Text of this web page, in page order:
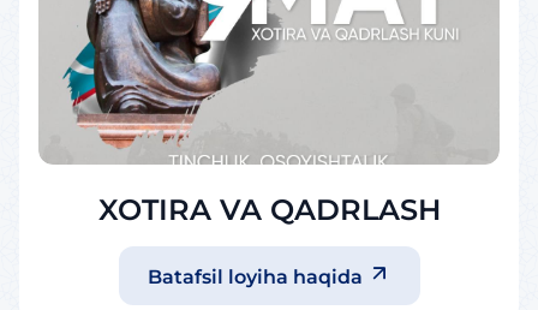
XOTIRA VA QADRLASH
Batafsil loyiha haqida